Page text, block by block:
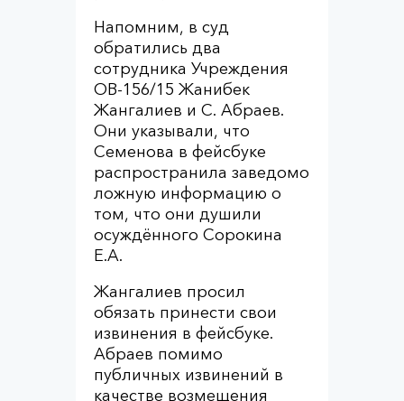
Напомним, в суд
обратились два
сотрудника Учреждения
ОВ-156/15 Жанибек
Жангалиев и С. Абраев.
Они указывали, что
Семенова в фейсбуке
распространила заведомо
ложную информацию о
том, что они душили
осуждённого Сорокина
Е.А.
Жангалиев просил
обязать принести свои
извинения в фейсбуке.
Абраев помимо
публичных извинений в
качестве возмещения